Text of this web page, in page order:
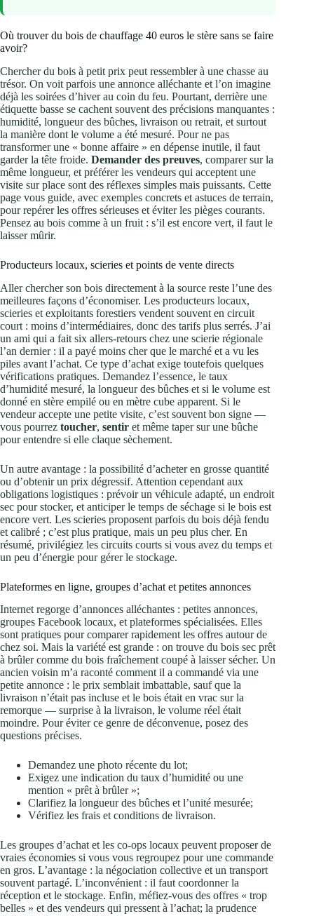
Où trouver du bois de chauffage 40 euros le stère sans se faire
avoir?
Chercher du bois à petit prix peut ressembler à une chasse au
trésor. On voit parfois une annonce alléchante et l’on imagine
déjà les soirées d’hiver au coin du feu. Pourtant, derrière une
étiquette basse se cachent souvent des précisions manquantes :
humidité, longueur des bûches, livraison ou retrait, et surtout
la manière dont le volume a été mesuré. Pour ne pas
transformer une « bonne affaire » en dépense inutile, il faut
garder la tête froide. Demander des preuves, comparer sur la
même longueur, et préférer les vendeurs qui acceptent une
visite sur place sont des réflexes simples mais puissants. Cette
page vous guide, avec exemples concrets et astuces de terrain,
pour repérer les offres sérieuses et éviter les pièges courants.
Pensez au bois comme à un fruit : s’il est encore vert, il faut le
laisser mûrir.
Producteurs locaux, scieries et points de vente directs
Aller chercher son bois directement à la source reste l’une des
meilleures façons d’économiser. Les producteurs locaux,
scieries et exploitants forestiers vendent souvent en circuit
court : moins d’intermédiaires, donc des tarifs plus serrés. J’ai
un ami qui a fait six allers-retours chez une scierie régionale
l’an dernier : il a payé moins cher que le marché et a vu les
piles avant l’achat. Ce type d’achat exige toutefois quelques
vérifications pratiques. Demandez l’essence, le taux
d’humidité mesuré, la longueur des bûches et si le volume est
donné en stère empilé ou en mètre cube apparent. Si le
vendeur accepte une petite visite, c’est souvent bon signe —
vous pourrez toucher, sentir et même taper sur une bûche
pour entendre si elle claque sèchement.
Un autre avantage : la possibilité d’acheter en grosse quantité
ou d’obtenir un prix dégressif. Attention cependant aux
obligations logistiques : prévoir un véhicule adapté, un endroit
sec pour stocker, et anticiper le temps de séchage si le bois est
encore vert. Les scieries proposent parfois du bois déjà fendu
et calibré ; c’est plus pratique, mais un peu plus cher. En
résumé, privilégiez les circuits courts si vous avez du temps et
un peu d’énergie pour gérer le stockage.
Plateformes en ligne, groupes d’achat et petites annonces
Internet regorge d’annonces alléchantes : petites annonces,
groupes Facebook locaux, et plateformes spécialisées. Elles
sont pratiques pour comparer rapidement les offres autour de
chez soi. Mais la variété est grande : on trouve du bois sec prêt
à brûler comme du bois fraîchement coupé à laisser sécher. Un
ancien voisin m’a raconté comment il a commandé via une
petite annonce : le prix semblait imbattable, sauf que la
livraison n’était pas incluse et le bois était en vrac sur la
remorque — surprise à la livraison, le volume réel était
moindre. Pour éviter ce genre de déconvenue, posez des
questions précises.
Demandez une photo récente du lot;
Exigez une indication du taux d’humidité ou une
mention « prêt à brûler »;
Clarifiez la longueur des bûches et l’unité mesurée;
Vérifiez les frais et conditions de livraison.
Les groupes d’achat et les co-ops locaux peuvent proposer de
vraies économies si vous vous regroupez pour une commande
en gros. L’avantage : la négociation collective et un transport
souvent partagé. L’inconvénient : il faut coordonner la
réception et le stockage. Enfin, méfiez-vous des offres « trop
belles » et des vendeurs qui pressent à l’achat; la prudence